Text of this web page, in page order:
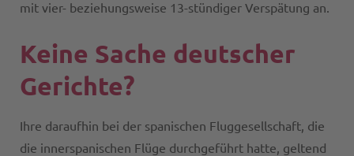
mit vier- beziehungsweise 13-stündiger Verspätung an.
Keine Sache deutscher
Gerichte?
Ihre daraufhin bei der spanischen Fluggesellschaft, die
die innerspanischen Flüge durchgeführt hatte, geltend